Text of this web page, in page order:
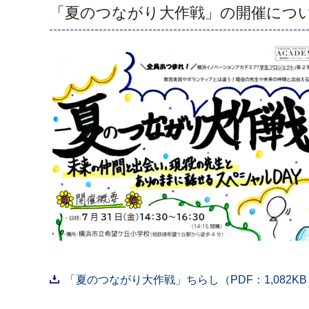
「夏のつながり大作戦」の開催につ
「夏のつながり大作戦」ちらし（PDF：